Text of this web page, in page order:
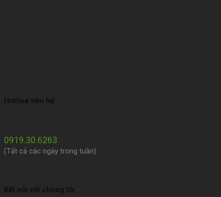
Hotline liên hệ:
0919.30.6263
(Tất cả các ngày trong tuần)
Kết nối với chúng tôi